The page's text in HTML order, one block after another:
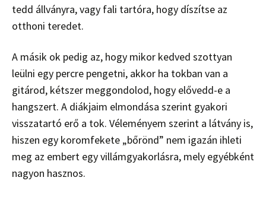
tedd állványra, vagy fali tartóra, hogy díszítse az
otthoni teredet.
A másik ok pedig az, hogy mikor kedved szottyan
leülni egy percre pengetni, akkor ha tokban van a
gitárod, kétszer meggondolod, hogy elővedd-e a
hangszert. A diákjaim elmondása szerint gyakori
visszatartó erő a tok. Véleményem szerint a látvány is,
hiszen egy koromfekete „bőrönd” nem igazán ihleti
meg az embert egy villámgyakorlásra, mely egyébként
nagyon hasznos.